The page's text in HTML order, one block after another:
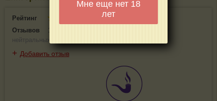
Мне еще нет 18
лет
Рейтинг
3.4(2)
Отзывов
1
нейтральных
+ Добавить отзыв